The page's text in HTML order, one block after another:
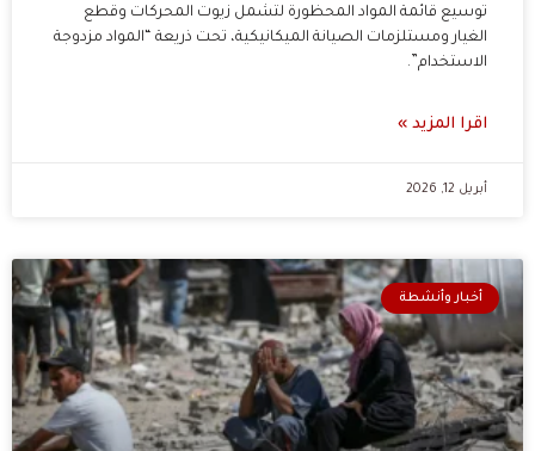
توسيع قائمة المواد المحظورة لتشمل زيوت المحركات وقطع
الغيار ومستلزمات الصيانة الميكانيكية، تحت ذريعة “المواد مزدوجة
الاستخدام”.
اقرا المزيد »
أبريل 12, 2026
أخبار وأنشطة